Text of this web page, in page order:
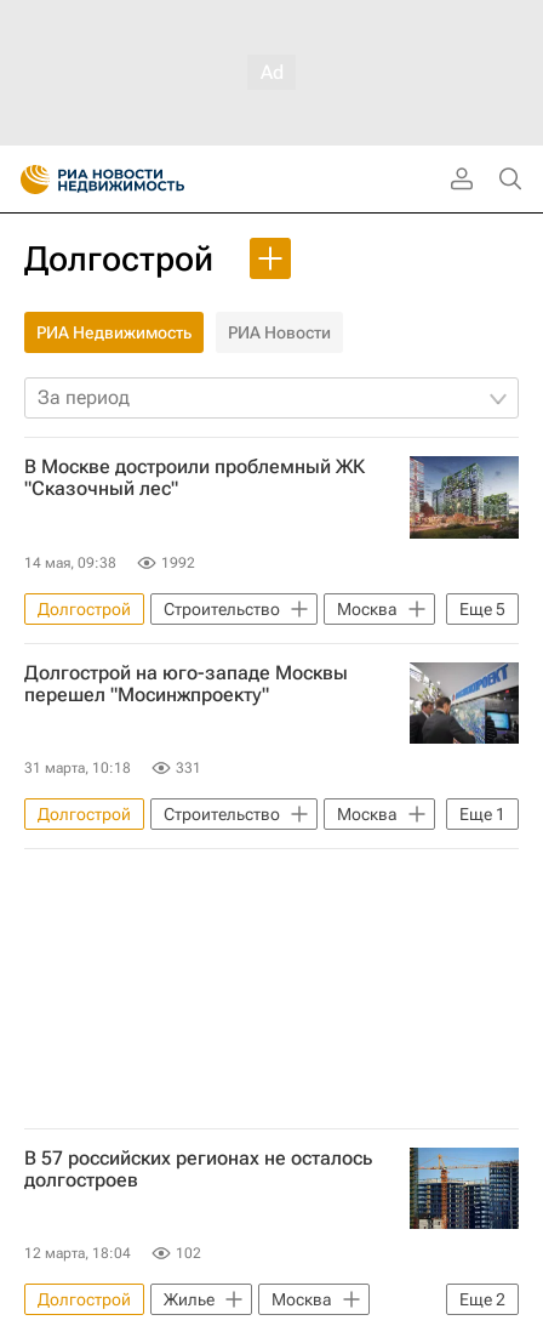
Долгострой
РИА Недвижимость РИА Новости
За период
В Москве достроили проблемный ЖК
"Сказочный лес"
14 мая, 09:38 1992
Еще5
Долгострой Строительство
Москва
Вологда
Capital Group
Мосгосстройнадзор
Девелоперы
Долгострой на юго-западе Москвы
перешел "Мосинжпроекту"
31 марта, 10:18 331
Еще 1
Долгострой Строительство
Москва
Мосинжпроект
В 57 российских регионах не осталось
долгостроев
12 марта, 18:04 102
Еще2
Долгострой Жилье
Москва